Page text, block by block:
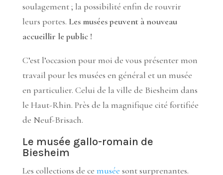
soulagement ; la possibilité enfin de rouvrir
leurs portes. Les musées peuvent à nouveau
accueillir le public !
C’est l’occasion pour moi de vous présenter mon
travail pour les musées en général et un musée
en particulier. Celui de la ville de Biesheim dans
le Haut-Rhin. Près de la magnifique cité fortifiée
de Neuf-Brisach.
Le musée gallo-romain de
Biesheim
Les collections de ce musée sont surprenantes.